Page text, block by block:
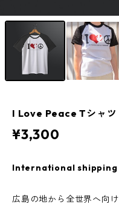
I Love Peace Tシャ
¥3,300
International
広島の地から全世界へ向